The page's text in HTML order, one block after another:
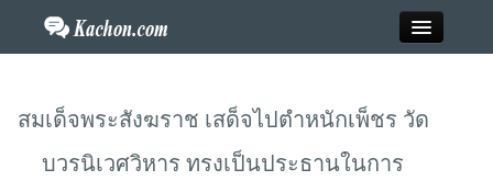
Home
สมเด็จพระสังฆราช เสด็จไปตำหนักเพ็ชร วัด
บวรนิเวศวิหาร ทรงเป็นประธานในการ